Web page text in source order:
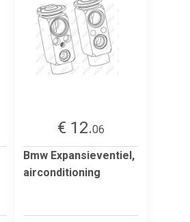
€ 12.06
Bmw Expansieventiel,
airconditioning